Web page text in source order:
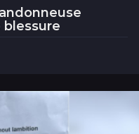
blessure